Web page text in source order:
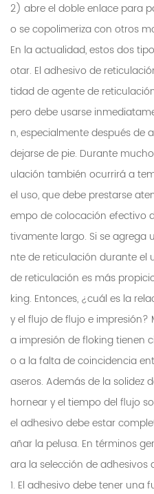
2) abre el doble enlace para
o se copolimeriza con otros
En la actualidad, estos dos
otar. El adhesivo de
tidad de agente de
pero debe usarse
n, especialmente después de
dejarse de pie. Durante
ulación también ocurrirá a
el uso, que debe prestarse
empo de colocación efectivo
tivamente largo. Si se
nte de reticulación durante
de reticulación es más
king. Entonces, ¿cuál es la
y el flujo de flujo e
a impresión de floking tienen
o a la falta de coincidencia
aseros. Además de la solidez
hornear y el tiempo del flujo
el adhesivo debe estar
añar la pelusa. En términos
ara la selección de adhesivos
1. El adhesivo debe tener una